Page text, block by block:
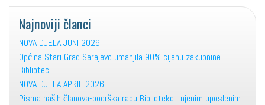
Najnoviji članci
NOVA DJELA JUNI 2026.
Općina Stari Grad Sarajevo umanjila 90% cijenu zakupnine
Biblioteci
NOVA DJELA APRIL 2026.
Pisma naših članova-podrška radu Biblioteke i njenim uposlenim